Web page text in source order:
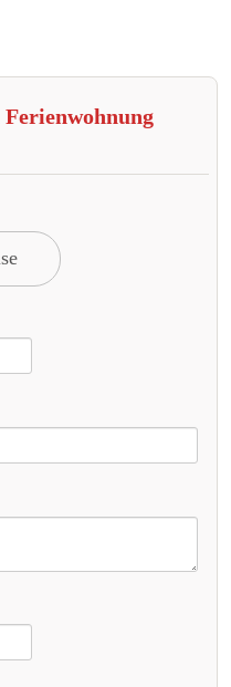
Ferienwohnung